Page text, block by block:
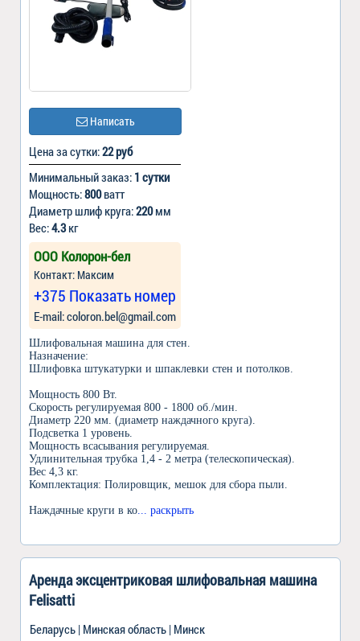
Написать
Цена за сутки:22 руб
Минимальный заказ: 1 сутки
Мощность:800ватт
Диаметр шлиф круга:220мм
Вес:4.3кг
ООО Колорон-бел
Контакт: Максим
+375 Показать номер
Е-mail: coloron.bel@gmail.com
Шлифовальная машина для стен.
Назначение:
Шлифовка штукатурки и шпаклевки стен и потолков.
Мощность 800 Вт.
Скорость регулируемая 800 - 1800 об./мин.
Диаметр 220 мм. (диаметр наждачного круга).
Подсветка 1 уровень.
Мощность всасывания регулируемая.
Удлинительная трубка 1,4 - 2 метра (телескопическая).
Вес 4,3 кг.
Комплектация: Полировщик, мешок для сбора пыли.
Наждачные круги в ко ... раскрыть
Аренда эксцентриковая шлифовальная машина
Felisatti
Беларусь | Минская область | Минск